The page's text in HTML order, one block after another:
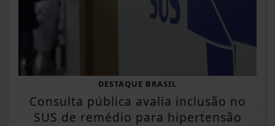
DESTAQUE BRASIL
Consulta pública avalia inclusão no
SUS de remédio para hipertensão